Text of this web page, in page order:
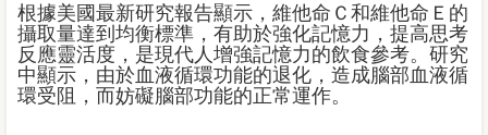
根據美國最新研究報告顯示，維他命Ｃ和維他命Ｅ的
攝取量達到均衡標準，有助於強化記憶力，提高思考
反應靈活度，是現代人增強記憶力的飲食參考。研究
中顯示，由於血液循環功能的退化，造成腦部血液循
環受阻，而妨礙腦部功能的正常運作。